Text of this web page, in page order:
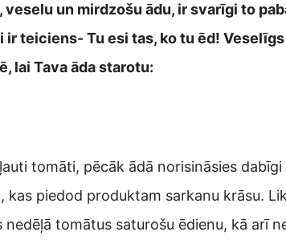
veselu un mirdzošu ādu, ir svarīgi to
ir teiciens- Tu esi tas, ko tu ēd!
lai Tava āda starotu:
tomāti, pēcāk ādā norisināsies
kas piedod produktam sarkanu krāsu.
tomātus saturošu ēdienu, kā arī